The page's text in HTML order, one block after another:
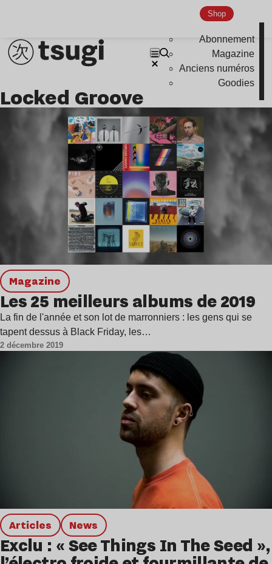
Shop
Abonnement
Magazine
Anciens numéros
Goodies
Locked Groove
magazine
Les 25 meilleurs albums de 2019
La fin de l'année et son lot de marronniers : les gens qui se
tapent dessus à Black Friday, les…
2 décembre 2019
Articles news
Exclu : « See Things In The Seed »,